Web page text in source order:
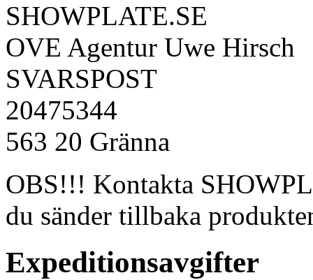
SHOWPLATE.SE
OVE Agentur Uwe Hirsch
SVARSPOST
20475344
563 20 Gränna
OBS!!! Kontakta
du sänder tillbaka
Expeditionsavgifter